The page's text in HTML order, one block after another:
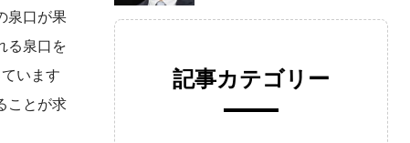
泉口が果
る泉口を
います
ことが求
記事カテゴリー